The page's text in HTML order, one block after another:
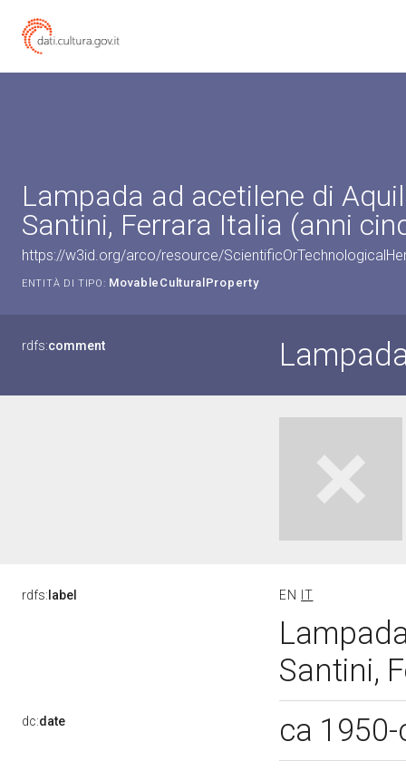
Lampada ad acetilene di
Santini, Ferrara Italia (anni
https://w3id.org/arco/resource/
ENTITÀ DI TIPO: MovableCulturalProperty
rdfs:comment
rdfs: label EN IT
Santini,
dc:date ca